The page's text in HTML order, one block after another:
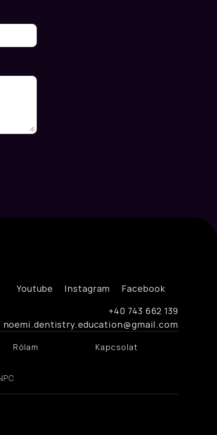
Youtube Instagram
Facebook
+40 743 662 139
noemi.dentistry.education@gmail.com
Rólam Kapcsolat